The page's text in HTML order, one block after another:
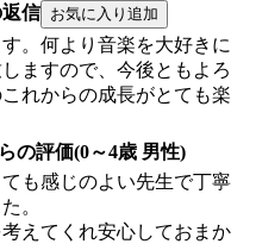
信
。何より音楽を大好きに
ますので、今後ともよろ
れからの成長がとても楽
の評価(0～4歳 男性)
も感じのよい先生で丁寧
。
えてくれ安心しておまか